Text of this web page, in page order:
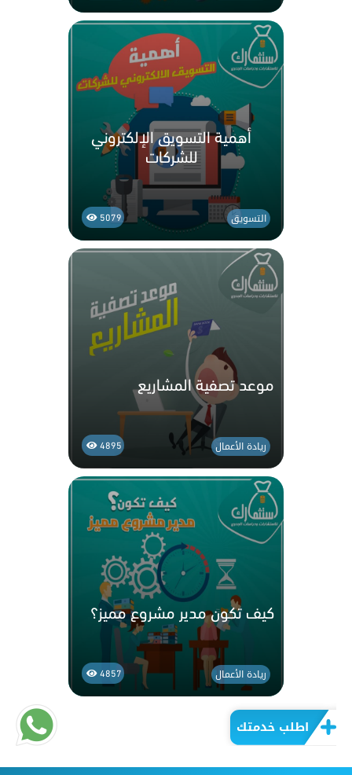
اطلب خدمتك
أهمية التسويق الإلكتروني
للشركات
5079 التسويق
موعد تصفية المشاريع
4895 ريادة الأعمال
كيف تكون مدير مشروع مميز؟
4857 ريادة الأعمال